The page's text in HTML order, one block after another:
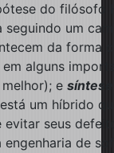
do filósofo
um
da forma
alguns
e síntese
um híbrido
evitar seus
de